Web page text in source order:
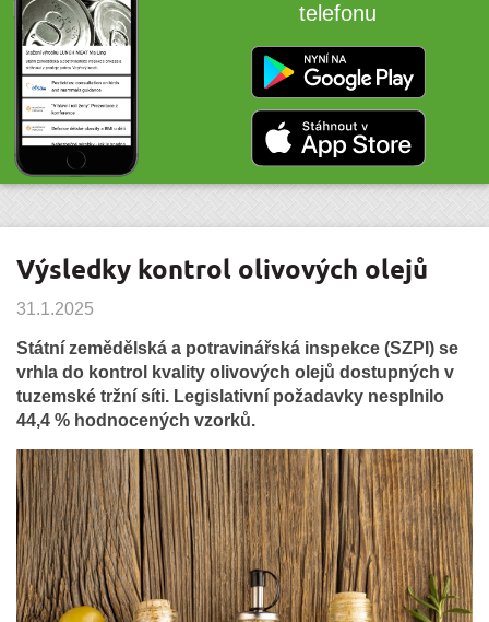
telefonu
Výsledky kontrol olivových olejů
31.1.2025
Státní zemědělská a potravinářská inspekce (SZPI) se
vrhla do kontrol kvality olivových olejů dostupných v
tuzemské tržní síti. Legislativní požadavky nesplnilo
44,4 % hodnocených vzorků.